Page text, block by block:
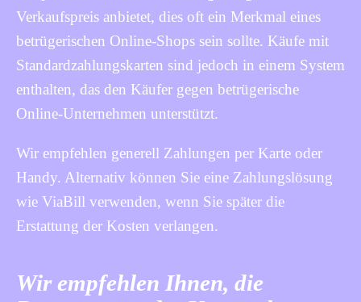
Verkaufspreis anbietet, dies oft ein Merkmal eines
betrügerischen Online-Shops sein sollte. Käufe mit
Standardzahlungskarten sind jedoch in einem System
enthalten, das den Käufer gegen betrügerische
Online-Unternehmen unterstützt.
Wir empfehlen generell Zahlungen per Karte oder
Handy. Alternativ können Sie eine Zahlungslösung
wie ViaBill verwenden, wenn Sie später die
Erstattung der Kosten verlangen.
Wir empfehlen Ihnen, die